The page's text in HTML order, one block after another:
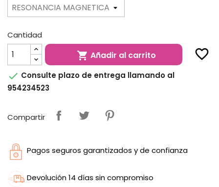
Cantidad
 Añadir al carrito favorite_border
 Consulte plazo de entrega llamando al
954234523
Compartir
Pagos seguros garantizados y de confianza
Devolución 14 días sin compromiso